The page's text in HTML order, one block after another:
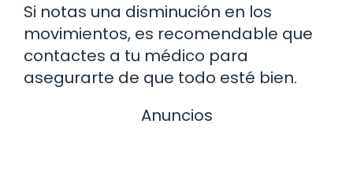
Si notas una disminución en los
movimientos, es recomendable que
contactes a tu médico para
asegurarte de que todo esté bien.
Anuncios